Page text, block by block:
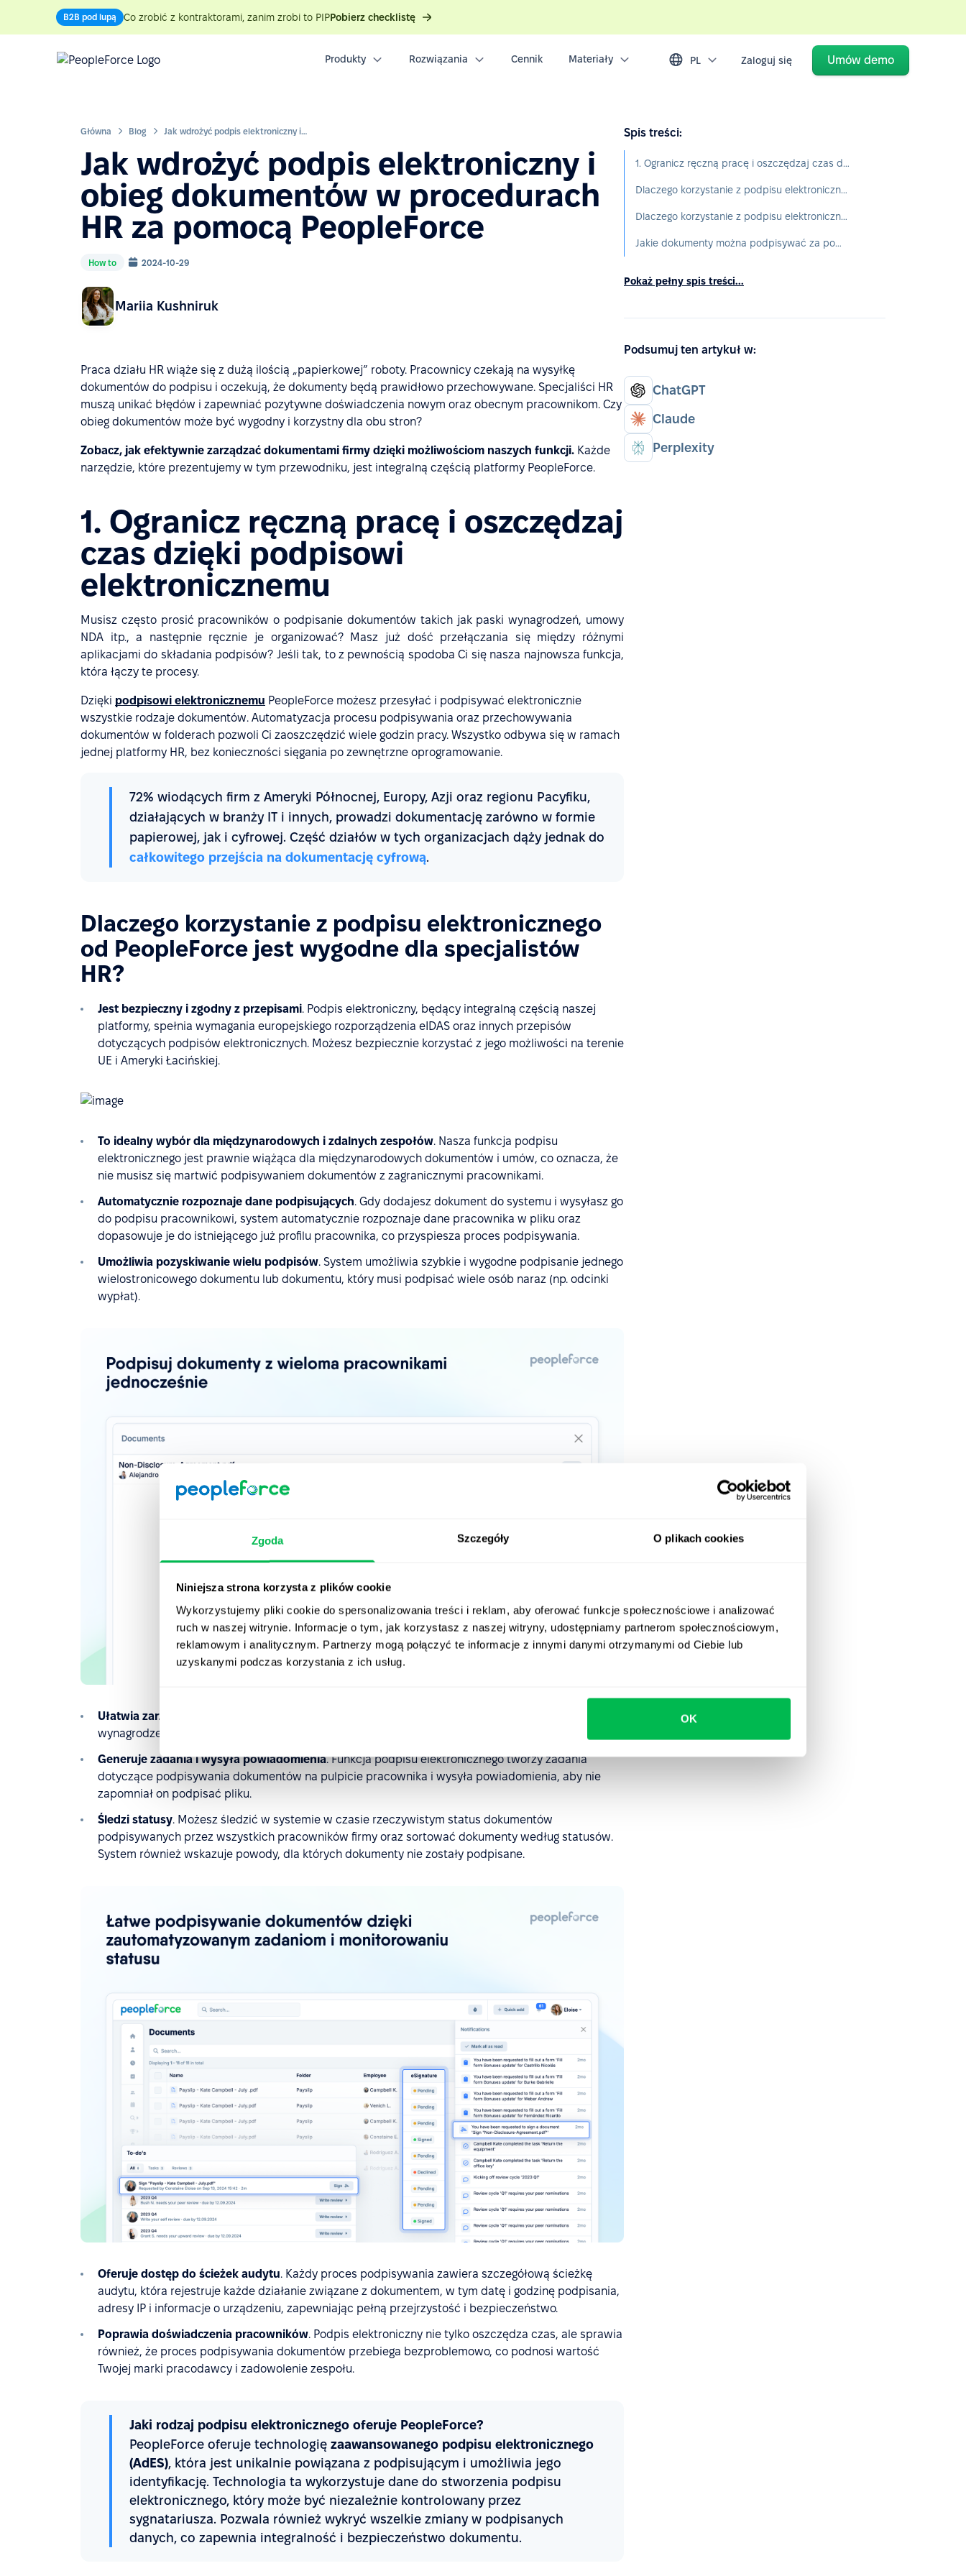
Zgoda Szczegóły O plikach cookies
Niniejsza strona korzysta z plików cookie
Wykorzystujemy pliki cookie do spersonalizowania treści i reklam, aby oferować funkcje społecznościowe i analizować
ruch w naszej witrynie. Informacje o tym, jak korzystasz z naszej witryny, udostępniamy partnerom społecznościowym,
reklamowym i analitycznym. Partnerzy mogą połączyć te informacje z innymi danymi otrzymanymi od Ciebie lub
uzyskanymi podczas korzystania z ich usług.
OK
B2B pod lupą Co zrobić z kontraktorami, zanim zrobi to PIPPobierz checklistę
Produkty Rozwiązania Cennik Materiały PL Zaloguj się Umów demo
Główna Blog Jak wdrożyć podpis elektroniczny i obieg dokumentów w procedurach HR za pomocą PeopleForce
Jak wdrożyć podpis elektroniczny i
obieg dokumentów w procedurach
HR za pomocą PeopleForce
How to 2024-10-29
Mariia Kushniruk
Praca działu HR wiąże się z dużą ilością „papierkowej” roboty. Pracownicy czekają na wysyłkę
dokumentów do podpisu i oczekują, że dokumenty będą prawidłowo przechowywane. Specjaliści HR
muszą unikać błędów i zapewniać pozytywne doświadczenia nowym oraz obecnym pracownikom. Czy
obieg dokumentów może być wygodny i korzystny dla obu stron?
Zobacz, jak efektywnie zarządzać dokumentami firmy dzięki możliwościom naszych funkcji. Każde
narzędzie, które prezentujemy w tym przewodniku, jest integralną częścią platformy PeopleForce.
1. Ogranicz ręczną pracę i oszczędzaj
czas dzięki podpisowi
elektronicznemu
Musisz często prosić pracowników o podpisanie dokumentów takich jak paski wynagrodzeń, umowy
NDA itp., a następnie ręcznie je organizować? Masz już dość przełączania się między różnymi
aplikacjami do składania podpisów? Jeśli tak, to z pewnością spodoba Ci się nasza najnowsza funkcja,
która łączy te procesy.
Dzięki podpisowi elektronicznemu PeopleForce możesz przesyłać i podpisywać elektronicznie
wszystkie rodzaje dokumentów. Automatyzacja procesu podpisywania oraz przechowywania
dokumentów w folderach pozwoli Ci zaoszczędzić wiele godzin pracy. Wszystko odbywa się w ramach
jednej platformy HR, bez konieczności sięgania po zewnętrzne oprogramowanie.
72% wiodących firm z Ameryki Północnej, Europy, Azji oraz regionu Pacyfiku,
działających w branży IT i innych, prowadzi dokumentację zarówno w formie
papierowej, jak i cyfrowej. Część działów w tych organizacjach dąży jednak do
całkowitego przejścia na dokumentację cyfrową.
Dlaczego korzystanie z podpisu elektronicznego
od PeopleForce jest wygodne dla specjalistów
HR?
Jest bezpieczny i zgodny z przepisami. Podpis elektroniczny, będący integralną częścią naszej
platformy, spełnia wymagania europejskiego rozporządzenia eIDAS oraz innych przepisów
dotyczących podpisów elektronicznych. Możesz bezpiecznie korzystać z jego możliwości na terenie
UE i Ameryki Łacińskiej.
To idealny wybór dla międzynarodowych i zdalnych zespołów. Nasza funkcja podpisu
elektronicznego jest prawnie wiążąca dla międzynarodowych dokumentów i umów, co oznacza, że
nie musisz się martwić podpisywaniem dokumentów z zagranicznymi pracownikami.
Automatycznie rozpoznaje dane podpisujących. Gdy dodajesz dokument do systemu i wysyłasz go
do podpisu pracownikowi, system automatycznie rozpoznaje dane pracownika w pliku oraz
dopasowuje je do istniejącego już profilu pracownika, co przyspiesza proces podpisywania.
Umożliwia pozyskiwanie wielu podpisów. System umożliwia szybkie i wygodne podpisanie jednego
wielostronicowego dokumentu lub dokumentu, który musi podpisać wiele osób naraz (np. odcinki
wypłat).
Ułatwia zarządzanie paskami wynagrodzeń
wynagrodzeń wymagają jedynie kilku kliknięć, nawet gdy dotyczą dużej liczby pracowników.
Generuje zadania i wysyła powiadomienia. Funkcja podpisu elektronicznego tworzy zadania
dotyczące podpisywania dokumentów na pulpicie pracownika i wysyła powiadomienia, aby nie
zapomniał on podpisać pliku.
Śledzi statusy. Możesz śledzić w systemie w czasie rzeczywistym status dokumentów
podpisywanych przez wszystkich pracowników firmy oraz sortować dokumenty według statusów.
System również wskazuje powody, dla których dokumenty nie zostały podpisane.
Oferuje dostęp do ścieżek audytu. Każdy proces podpisywania zawiera szczegółową ścieżkę
audytu, która rejestruje każde działanie związane z dokumentem, w tym datę i godzinę podpisania,
adresy IP i informacje o urządzeniu, zapewniając pełną przejrzystość i bezpieczeństwo.
Poprawia doświadczenia pracowników. Podpis elektroniczny nie tylko oszczędza czas, ale sprawia
również, że proces podpisywania dokumentów przebiega bezproblemowo, co podnosi wartość
Twojej marki pracodawcy i zadowolenie zespołu.
Jaki rodzaj podpisu elektronicznego oferuje PeopleForce?
PeopleForce oferuje technologię zaawansowanego podpisu elektronicznego
(AdES), która jest unikalnie powiązana z podpisującym i umożliwia jego
identyfikację. Technologia ta wykorzystuje dane do stworzenia podpisu
elektronicznego, który może być niezależnie kontrolowany przez
sygnatariusza. Pozwala również wykryć wszelkie zmiany w podpisanych
danych, co zapewnia integralność i bezpieczeństwo dokumentu.
Spis treści:
1. Ogranicz ręczną pracę i oszczędzaj czas dzięki podpisowi elektronicznemu
Dlaczego korzystanie z podpisu elektronicznego od PeopleForce jest wygodne dla specjalistów HR?
Dlaczego korzystanie z podpisu elektronicznego od PeopleForce jest ułatwieniem dla pracowników?
Jakie dokumenty można podpisywać za pomocą funkcji podpisu elektronicznego od PeopleForce?
Pokaż pełny spis treści...
Podsumuj ten artykuł w:
ChatGPT
Claude
Perplexity